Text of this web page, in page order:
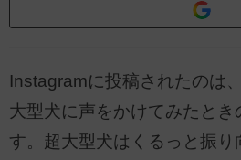
Instagramに投稿されたのは
大型犬に声をかけてみたと
す。超大型犬はくるっと振り